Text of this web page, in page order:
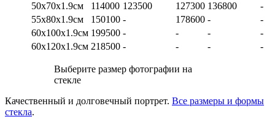
50х70х1.9см
114000 123500 127300 136800
-
55х80х1.9см
150100 - 178600 -
-
60х100х1.9см 199500 - - -
-
60х120х1.9см 218500 - - - -
Выберите размер фотографии на
стекле
Качественный и долговечный портрет. Все размеры и формы
стекла.